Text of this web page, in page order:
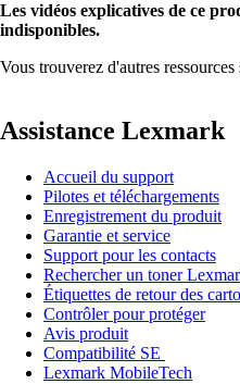
Les vidéos explicatives de ce
indisponibles.
Vous trouverez d'autres ressources
Assistance Lexmark
Accueil du support
Pilotes et téléchargements
Enregistrement du produit
Garantie et service
Support pour les contacts
Rechercher un toner
Étiquettes de retour des
Contrôler pour protéger
Avis produit
Compatibilité SE
Lexmark MobileTech